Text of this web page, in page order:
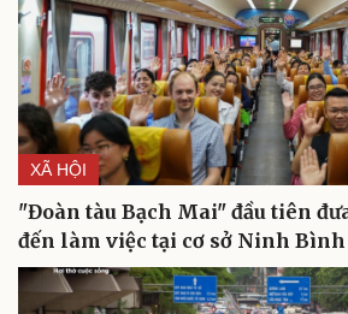
XÃ HỘI
"Đoàn tàu Bạch Mai" đầu tiên
đến làm việc tại cơ sở Ninh Bình